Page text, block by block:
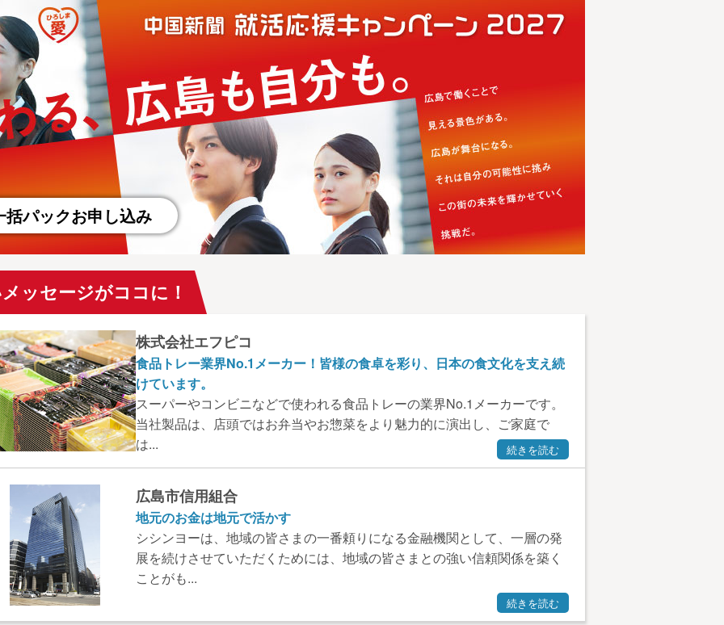
括パックお申し込み
ッセージがココに！
株式会社エフピコ
食品トレー業界No.1メーカー！皆様の食卓を彩り、日本の食文化を支え続
けています。
スーパーやコンビニなどで使われる食品トレーの業界No.1メーカーです。
当社製品は、店頭ではお弁当やお惣菜をより魅力的に演出し、ご家庭で
は...
続きを読む
広島市信用組合
地元のお金は地元で活かす
シシンヨーは、地域の皆さまの一番頼りになる金融機関として、一層の発
展を続けさせていただくためには、地域の皆さまとの強い信頼関係を築く
ことがも...
続きを読む